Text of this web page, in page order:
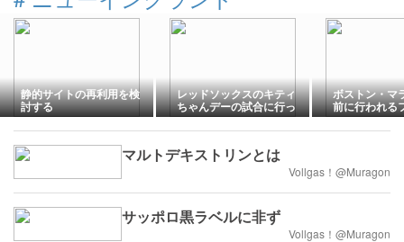
静的サイトの再利用を検
討する
レッドソックスのキティ
ちゃんデーの試合に行っ
た話
ボストン・マ
前に行われる
イベントに参
マルトデキストリンとは
Vollgas！@Muragon
サッポロ黒ラベルに非ず
Vollgas！@Muragon